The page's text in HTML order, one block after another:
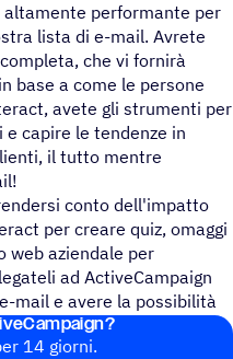
performante per
lista di e-mail. Avrete
che vi fornirà
base a come le persone
avete gli strumenti per
capire le tendenze in
il tutto mentre
conto dell'impatto
per creare quiz, omaggi
web aziendale per
ad ActiveCampaign
mail e avere la possibilità
i vostri nuovi iscritti.
14 giorni.